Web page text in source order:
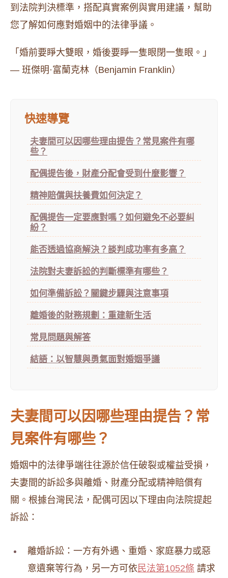
到法院判決標準，搭配真實案例與實用建議，幫助
您了解如何應對婚姻中的法律爭議。
「婚前要睜大雙眼，婚後要睜一隻眼閉一隻眼。」
— 班傑明·富蘭克林（Benjamin Franklin）
快速導覽
夫妻間可以因哪些理由提告？常見案件有哪
些？
配偶提告後，財產分配會受到什麼影響？
精神賠償與扶養費如何決定？
配偶提告一定要應對嗎？如何避免不必要糾
紛？
能否透過協商解決？談判成功率有多高？
法院對夫妻訴訟的判斷標準有哪些？
如何準備訴訟？關鍵步驟與注意事項
離婚後的財務規劃：重建新生活
常見問題與解答
結語：以智慧與勇氣面對婚姻爭議
夫妻間可以因哪些理由提告？常
見案件有哪些？
婚姻中的法律爭端往往源於信任破裂或權益受損，
夫妻間的訴訟多與離婚、財產分配或精神賠償有
關。根據台灣民法，配偶可因以下理由向法院提起
訴訟：
離婚訴訟：一方有外遇、重婚、家庭暴力或惡
意遺棄等行為，另一方可依 民法第1052條 請求